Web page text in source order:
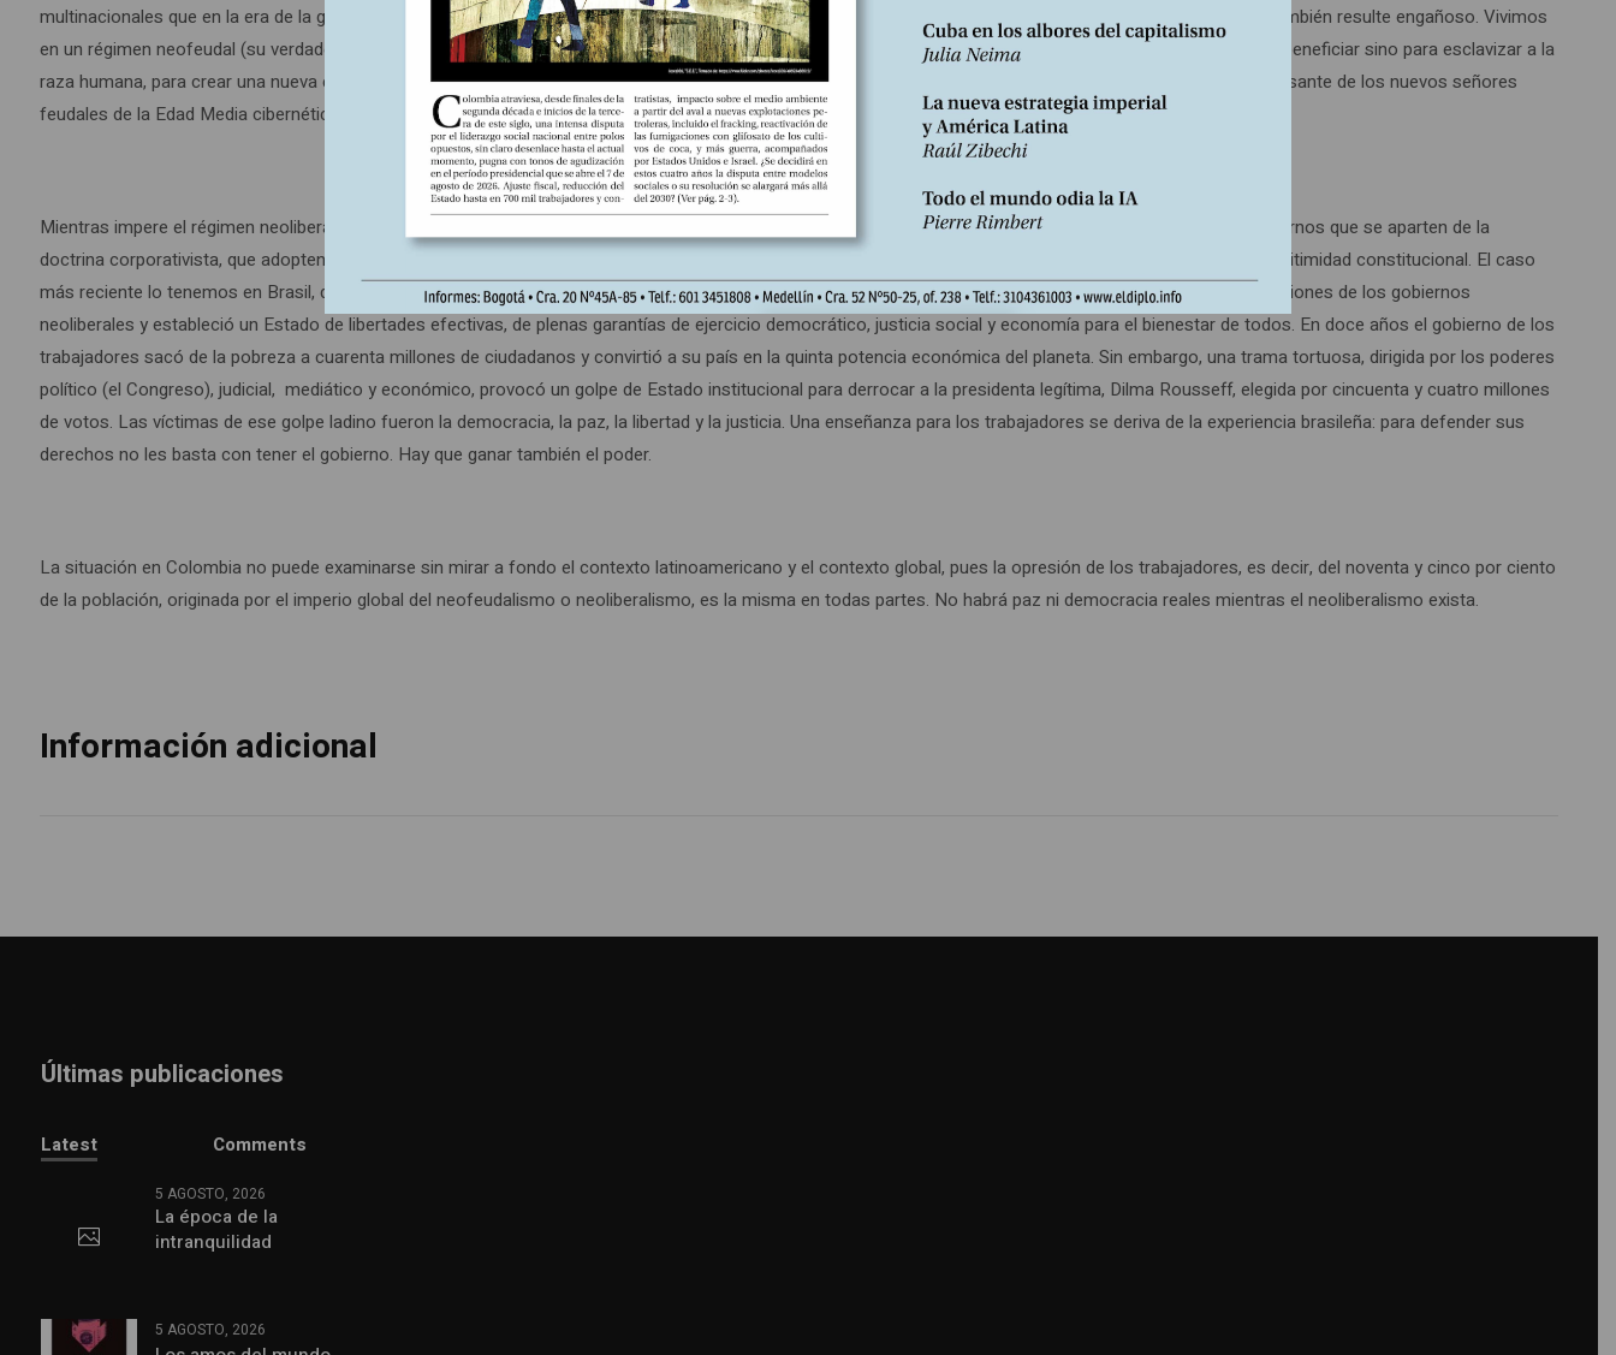
multinacionales que en la era de la globalización ejercen el papel de los poderosos señores feudales de la Edad Media. De ahí que el apelativo de neoliberal también resulte engañoso. Vivimos
en un régimen neofeudal (su verdadero nombre) soportado en los avances vertiginosos de la ciencia y la tecnología, que ese poder neofeudal utiliza no para beneficiar sino para esclavizar a la
raza humana, para crear una nueva especie de siervos de la gleba global que contribuyan con su trabajo, miserablemente remunerado, al enriquecimiento incesante de los nuevos señores
feudales de la Edad Media cibernética.
Mientras impere el régimen neoliberal (neofeudal), los conceptos filosóficos de democracia y paz, de libertad y de justicia, serán un espejismo. Aquellos gobiernos que se aparten de la
doctrina corporativista, que adopten medidas económicas contrarias a los intereses de las corporaciones multinacionales, serán borrados sin importar su legitimidad constitucional. El caso
más reciente lo tenemos en Brasil, donde gobernó doce años el Partido de los Trabajadores con un régimen social antineofeudal, que echó atrás las disposiciones de los gobiernos
neoliberales y estableció un Estado de libertades efectivas, de plenas garantías de ejercicio democrático, justicia social y economía para el bienestar de todos. En doce años el gobierno de los
trabajadores sacó de la pobreza a cuarenta millones de ciudadanos y convirtió a su país en la quinta potencia económica del planeta. Sin embargo, una trama tortuosa, dirigida por los poderes
político (el Congreso), judicial, mediático y económico, provocó un golpe de Estado institucional para derrocar a la presidenta legítima, Dilma Rousseff, elegida por cincuenta y cuatro millones
de votos. Las víctimas de ese golpe ladino fueron la democracia, la paz, la libertad y la justicia. Una enseñanza para los trabajadores se deriva de la experiencia brasileña: para defender sus
derechos no les basta con tener el gobierno. Hay que ganar también el poder.
La situación en Colombia no puede examinarse sin mirar a fondo el contexto latinoamericano y el contexto global, pues la opresión de los trabajadores, es decir, del noventa y cinco por ciento
de la población, originada por el imperio global del neofeudalismo o neoliberalismo, es la misma en todas partes. No habrá paz ni democracia reales mientras el neoliberalismo exista.
Información adicional
Últimas publicaciones
Latest Comments
5 AGOSTO, 2026
La época de la
intranquilidad
5 AGOSTO, 2026